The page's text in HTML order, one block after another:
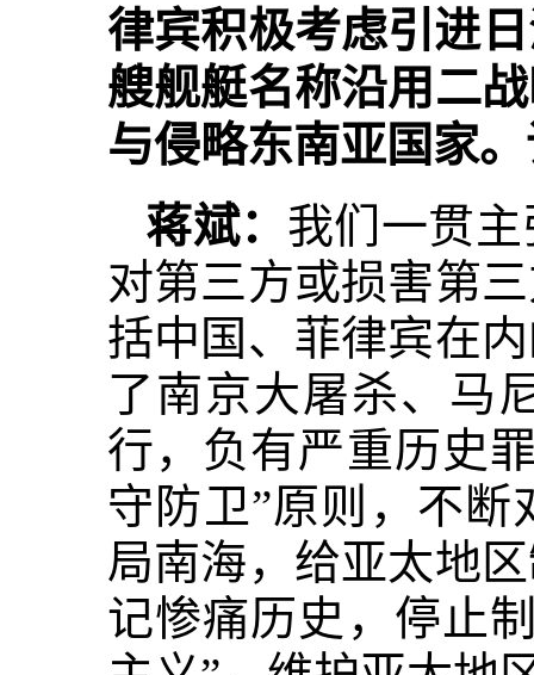
律宾积极考虑引进
艘舰艇名称沿用二
与侵略东南亚国家
蒋斌： 我们一贯
对第三方或损害第
括中国、菲律宾在
了南京大屠杀、马
行，负有严重历史
守防卫”原则，不断
局南海，给亚太地
记惨痛历史，停止